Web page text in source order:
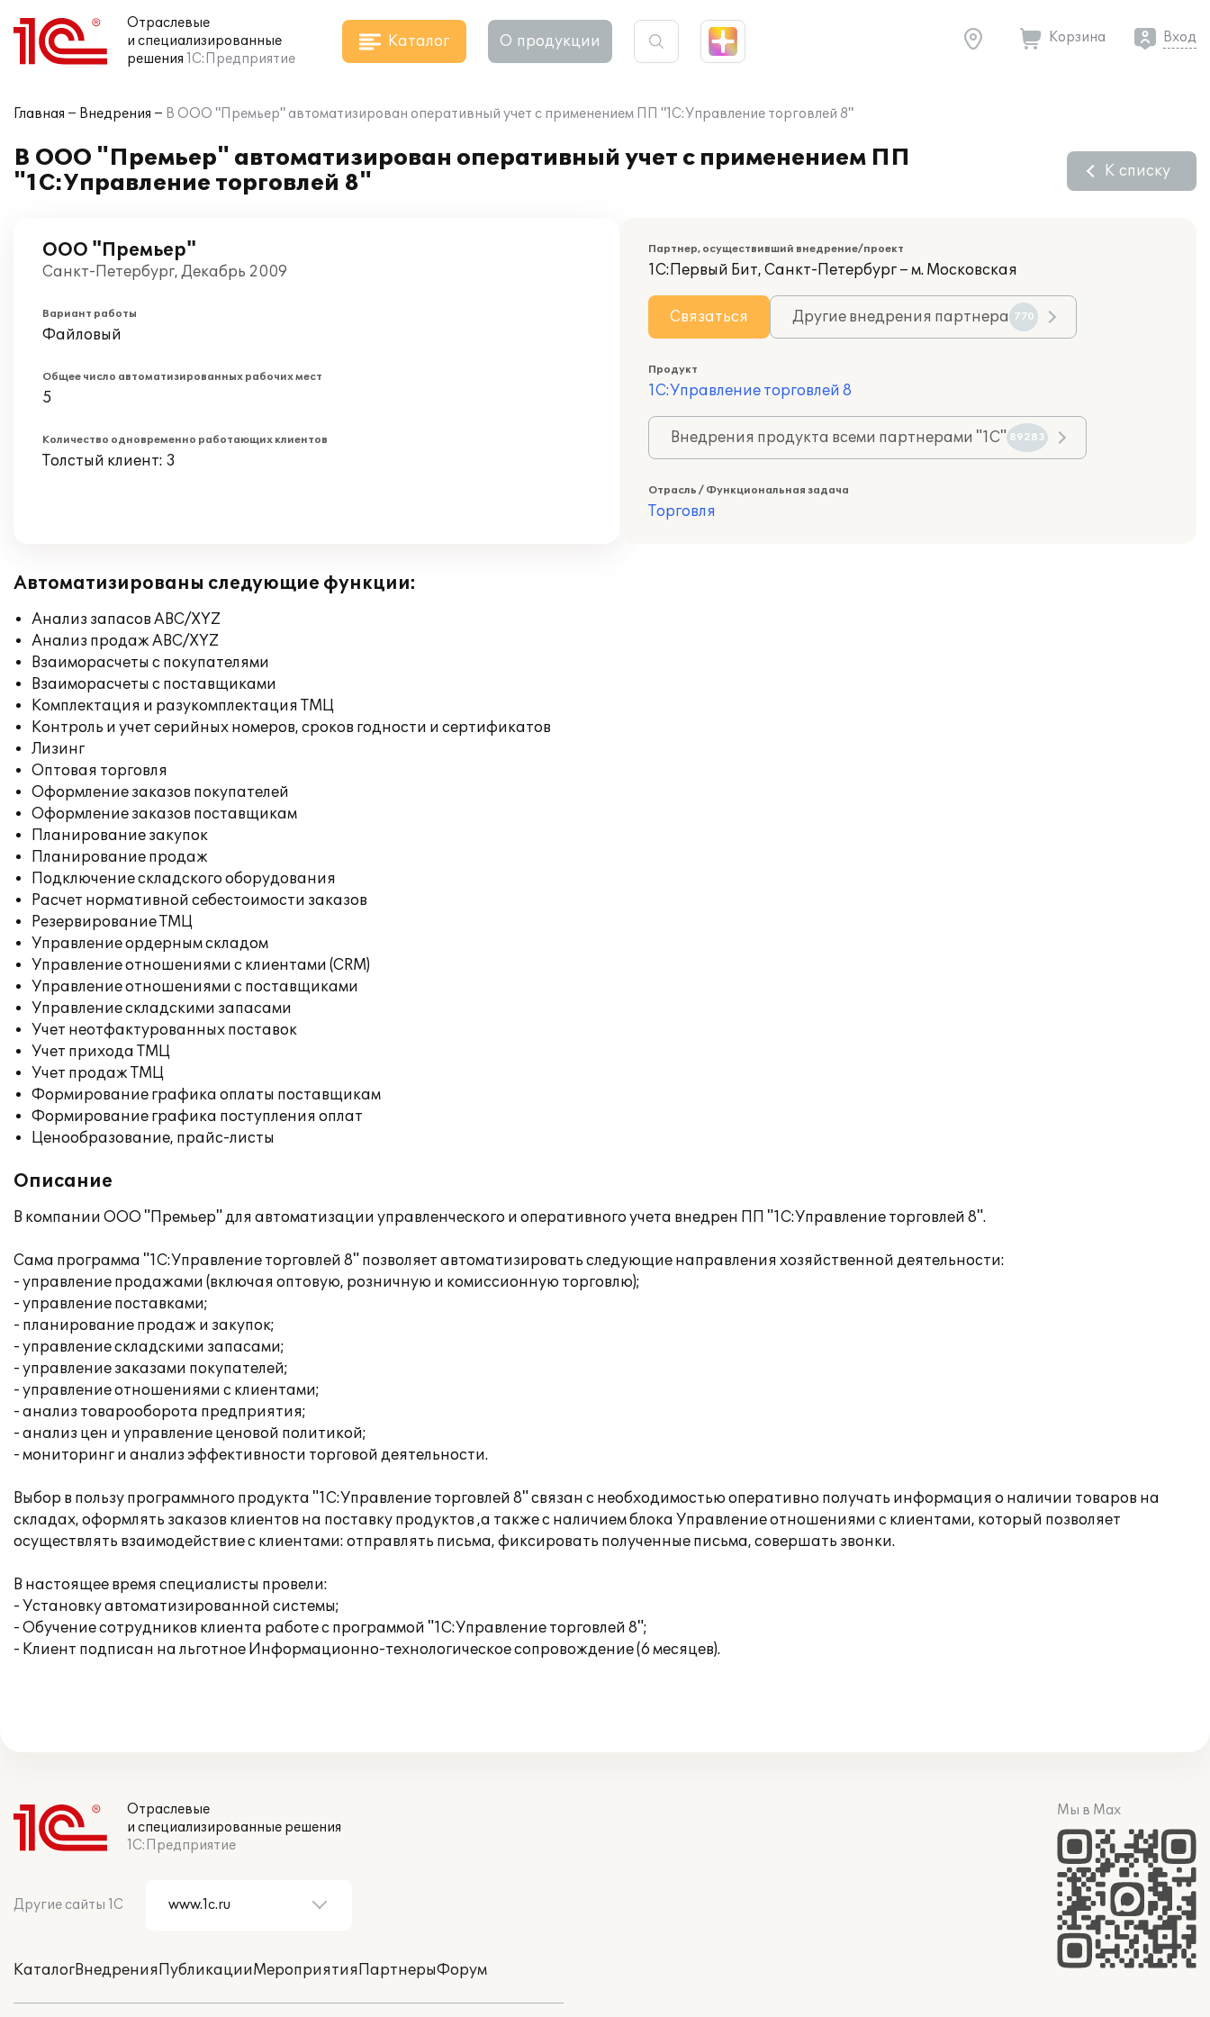
Отраслевые
и специализированные
решения 1С:Предприятие
Каталог О продукции Корзина Вход
Главная Внедрения В ООО "Премьер" автоматизирован оперативный учет с применением ПП "1С:Управление торговлей 8"
В ООО "Премьер" автоматизирован оперативный учет с применением ПП
"1С:Управление торговлей 8"
К списку
ООО "Премьер"
Санкт-Петербург, Декабрь 2009
Вариант работы
Файловый
Общее число автоматизированных рабочих мест
5
Количество одновременно работающих клиентов
Толстый клиент: 3
Партнер, осуществивший внедрение/проект
1С:Первый Бит, Санкт-Петербург – м. Московская
Связаться Другие внедрения партнера 770
Продукт
1С:Управление торговлей 8
Внедрения продукта всеми партнерами "1С" 89283
Отрасль / Функциональная задача
Торговля
Автоматизированы следующие функции:
Анализ запасов ABC/XYZ
Анализ продаж ABC/XYZ
Взаиморасчеты с покупателями
Взаиморасчеты с поставщиками
Комплектация и разукомплектация ТМЦ
Контроль и учет серийных номеров, сроков годности и сертификатов
Лизинг
Оптовая торговля
Оформление заказов покупателей
Оформление заказов поставщикам
Планирование закупок
Планирование продаж
Подключение складского оборудования
Расчет нормативной себестоимости заказов
Резервирование ТМЦ
Управление ордерным складом
Управление отношениями с клиентами (CRM)
Управление отношениями с поставщиками
Управление складскими запасами
Учет неотфактурованных поставок
Учет прихода ТМЦ
Учет продаж ТМЦ
Формирование графика оплаты поставщикам
Формирование графика поступления оплат
Ценообразование, прайс-листы
Описание
В компании ООО "Премьер" для автоматизации управленческого и оперативного учета внедрен ПП "1С:Управление торговлей 8".
Сама программа "1С:Управление торговлей 8" позволяет автоматизировать следующие направления хозяйственной деятельности:
- управление продажами (включая оптовую, розничную и комиссионную торговлю);
- управление поставками;
- планирование продаж и закупок;
- управление складскими запасами;
- управление заказами покупателей;
- управление отношениями с клиентами;
- анализ товарооборота предприятия;
- анализ цен и управление ценовой политикой;
- мониторинг и анализ эффективности торговой деятельности.
Выбор в пользу программного продукта "1С:Управление торговлей 8" связан с необходимостью оперативно получать информация о наличии товаров на
складах, оформлять заказов клиентов на поставку продуктов ,а также с наличием блока Управление отношениями с клиентами, который позволяет
осуществлять взаимодействие с клиентами: отправлять письма, фиксировать полученные письма, совершать звонки.
В настоящее время специалисты провели:
- Установку автоматизированной системы;
- Обучение сотрудников клиента работе с программой "1С:Управление торговлей 8";
- Клиент подписан на льготное Информационно-технологическое сопровождение (6 месяцев).
Отраслевые
и специализированные решения
1С:Предприятие
Другие сайты 1С
КаталогВнедренияПубликацииМероприятияПартнерыФорум
Мы в Max